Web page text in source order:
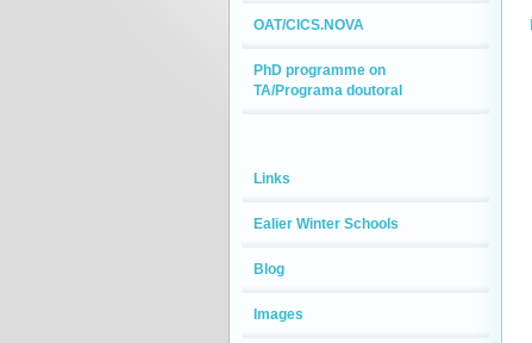
OAT/CICS.NOVA
PhD programme on
TA/Programa doutoral
Links
Ealier Winter Schools
Blog
Images